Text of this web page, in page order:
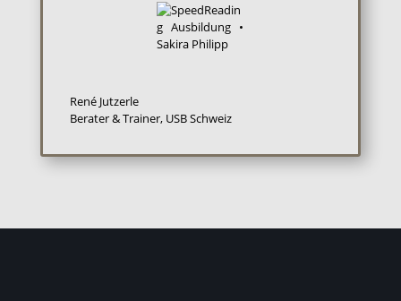
René Jutzerle
Berater & Trainer, USB Schweiz